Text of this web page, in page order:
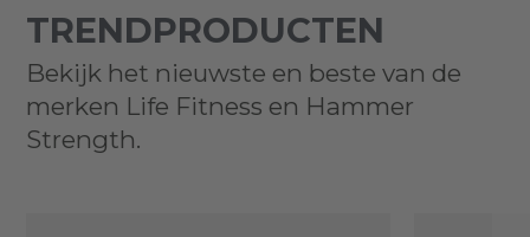
TRENDPRODUCTEN
Bekijk het nieuwste en beste van de
merken Life Fitness en Hammer
Strength.